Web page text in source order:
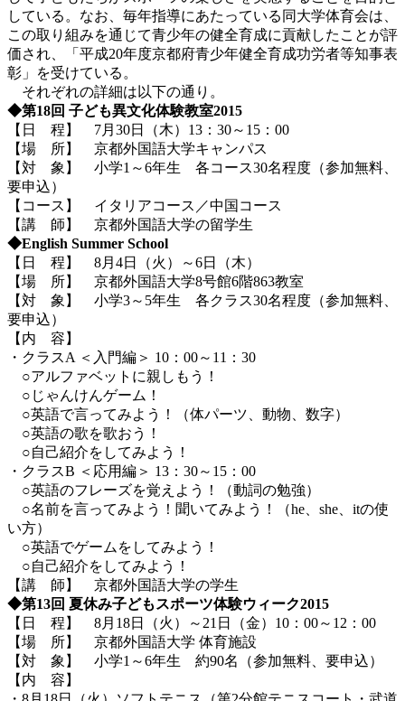
している。なお、毎年指導にあたっている同大学体育会は、
この取り組みを通じて青少年の健全育成に貢献したことが評
価され、「平成20年度京都府青少年健全育成功労者等知事表
彰」を受けている。
それぞれの詳細は以下の通り。
◆第18回 子ども異文化体験教室2015
【日 程】 7月30日（木）13：30～15：00
【場 所】 京都外国語大学キャンパス
【対 象】 小学1～6年生 各コース30名程度（参加無料、
要申込）
【コース】 イタリアコース／中国コース
【講 師】 京都外国語大学の留学生
◆English Summer School
【日 程】 8月4日（火）～6日（木）
【場 所】 京都外国語大学8号館6階863教室
【対 象】 小学3～5年生 各クラス30名程度（参加無料、
要申込）
【内 容】
・クラスA ＜入門編＞ 10：00～11：30
○アルファベットに親しもう！
○じゃんけんゲーム！
○英語で言ってみよう！（体パーツ、動物、数字）
○英語の歌を歌おう！
○自己紹介をしてみよう！
・クラスB ＜応用編＞ 13：30～15：00
○英語のフレーズを覚えよう！（動詞の勉強）
○名前を言ってみよう！聞いてみよう！（he、she、itの使
い方）
○英語でゲームをしてみよう！
○自己紹介をしてみよう！
【講 師】 京都外国語大学の学生
◆第13回 夏休み子どもスポーツ体験ウィーク2015
【日 程】 8月18日（火）～21日（金）10：00～12：00
【場 所】 京都外国語大学 体育施設
【対 象】 小学1～6年生 約90名（参加無料、要申込）
【内 容】